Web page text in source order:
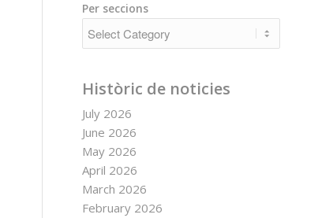
Per seccions
Històric de noticies
July 2026
June 2026
May 2026
April 2026
March 2026
February 2026